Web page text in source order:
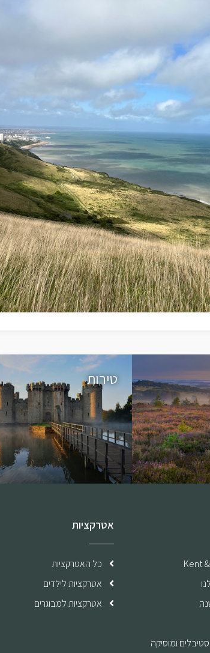
טירות
Kent
ומוסיקה
אטרקציות
כל האטרקציות
אטרקציות לילדים
אטרקציות למבוגרים